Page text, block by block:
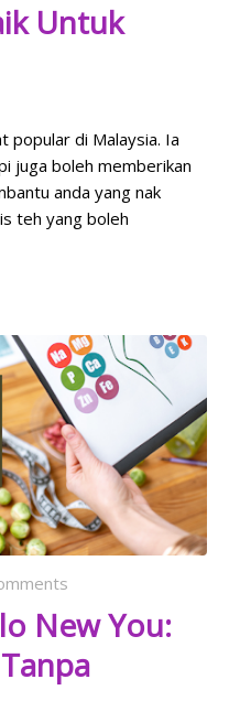
Untuk
popular di Malaysia. Ia
juga boleh memberikan
anda yang nak
teh yang boleh
New You: